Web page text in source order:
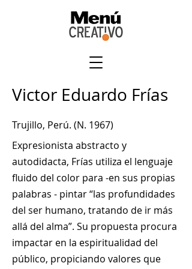
Victor Eduardo Frías
Trujillo, Perú. (N. 1967)
Expresionista abstracto y
autodidacta, Frías utiliza el lenguaje
fluido del color para -en sus propias
palabras - pintar “las profundidades
del ser humano, tratando de ir más
allá del alma”. Su propuesta procura
impactar en la espiritualidad del
público, propiciando valores que